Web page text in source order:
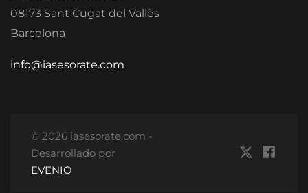
08173 Sant Cugat del Vallès
Barcelona
info@iasesorate.com
© 2026 iasesorate.com -
Desarrollado por
EVENIO